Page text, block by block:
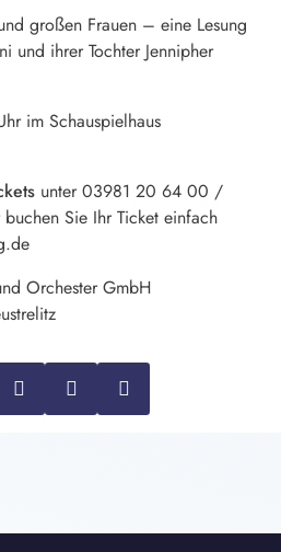
großen Frauen – eine Lesung
und ihrer Tochter Jennipher
im Schauspielhaus
unter 03981 20 64 00 /
Sie Ihr Ticket einfach
Orchester GmbH